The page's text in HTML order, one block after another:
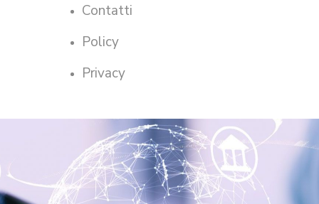
Contatti
Policy
Privacy